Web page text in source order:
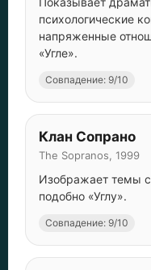
психологические
напряженные
«Угле».
Совпадение: 9/10
Клан Сопрано
The Sopranos, 1999
Изображает темы
подобно «Углу».
Совпадение: 9/10